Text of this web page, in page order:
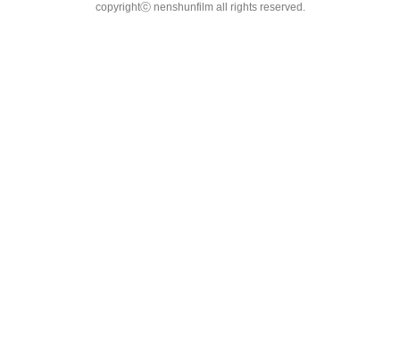
copyrightⓒ nenshunfilm all rights reserved.